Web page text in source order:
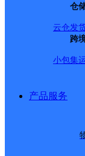
仓
云仓发
跨
小包集
产品服务